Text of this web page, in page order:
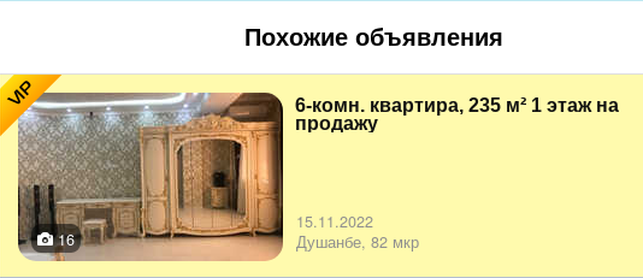
Похожие объявления
VIP
6-комн. квартира, 235 м² 1 этаж на
продажу
15.11.2022
16
Душанбе, 82 мкр